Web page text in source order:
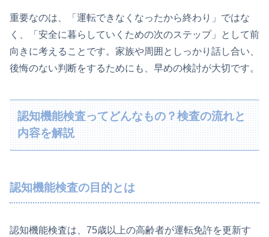
重要なのは、「運転できなくなったから終わり」ではな
く、「安全に暮らしていくための次のステップ」として前
向きに考えることです。家族や周囲としっかり話し合い、
後悔のない判断をするためにも、早めの検討が大切です。
認知機能検査ってどんなもの？検査の流れと
内容を解説
認知機能検査の目的とは
認知機能検査は、75歳以上の高齢者が運転免許を更新す